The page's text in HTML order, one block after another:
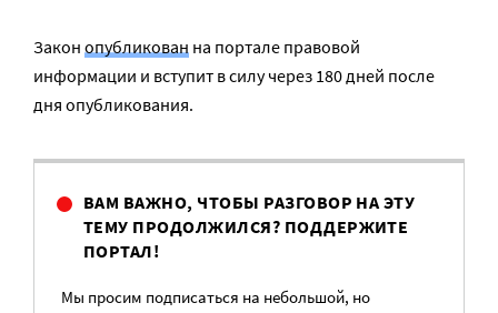
Закон опубликован на портале правовой
информации и вступит в силу через 180 дней после
дня опубликования.
ВАМ ВАЖНО, ЧТОБЫ РАЗГОВОР НА ЭТУ
ТЕМУ ПРОДОЛЖИЛСЯ? ПОДДЕРЖИТЕ
ПОРТАЛ!
Мы просим подписаться на небольшой, но